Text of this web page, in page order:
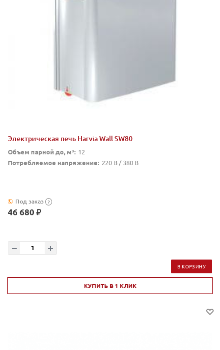
Электрическая печь Harvia Wall SW80
Объем парной до, м³: 12
Потребляемое напряжение: 220 В / 380 В
Под заказ ?
46 680 ₽
В КОРЗИНУ
КУПИТЬ В 1 КЛИК